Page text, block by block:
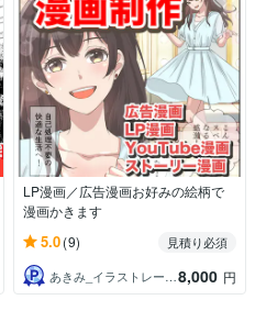
LP漫画／広告漫画お好みの絵柄で
漫画かきます
5.0(9)
見積り必須
あきみ_イラストレーター 8,000 円